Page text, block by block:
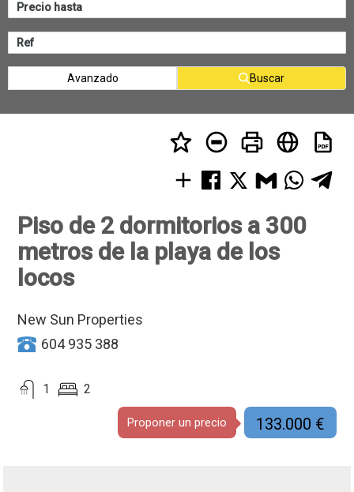
Avanzado Buscar
Piso de 2 dormitorios a 300
metros de la playa de los
locos
New Sun Properties
604 935 388
1 2
Proponer un precio 133.000 €